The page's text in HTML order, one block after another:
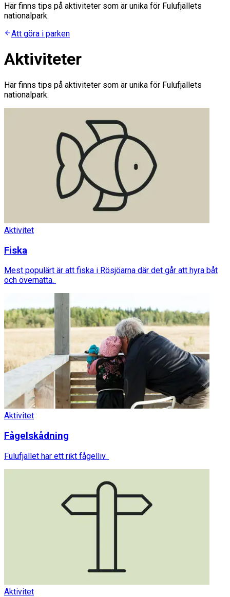
Här finns tips på aktiviteter som är unika för Fulufjällets
nationalpark.
Att göra i parken
Aktiviteter
Här finns tips på aktiviteter som är unika för Fulufjällets
nationalpark.
Aktivitet
Fiska
Mest populärt är att fiska i Rösjöarna där det går att hyra båt
och övernatta.
Aktivitet
Fågelskådning
Fulufjället har ett rikt fågelliv.
Aktivitet